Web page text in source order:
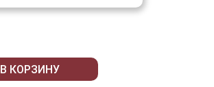
В КОРЗИНУ